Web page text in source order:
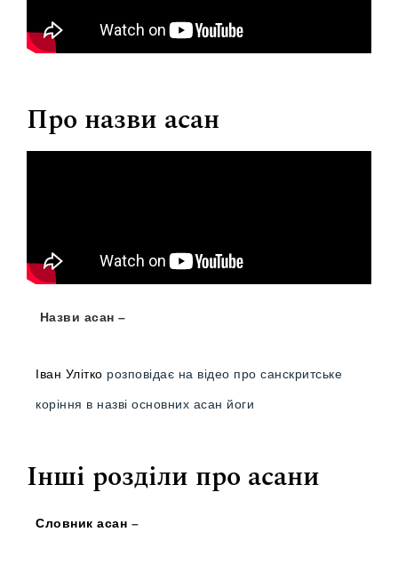
Про назви асан
Назви асан –
Іван Улітко розповідає на відео про санскритське
коріння в назві основних асан йоги
Інші розділи про асани
Словник асан –